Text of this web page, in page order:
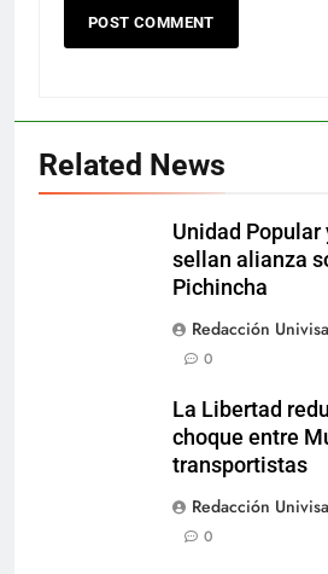
Related News
Unidad
sellan alianza
Pichincha
Redacción Univisa
0
La Libertad
choque entre
transportistas
Redacción Univisa
0